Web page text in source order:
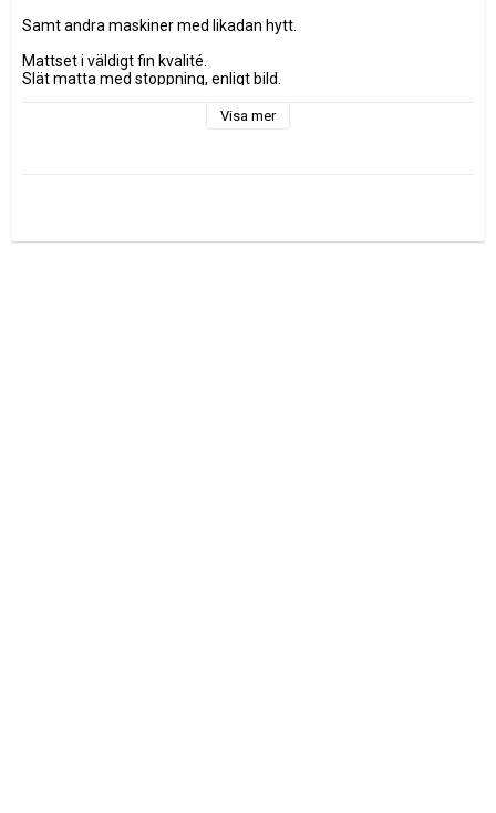
Samt andra maskiner med likadan hytt.
Mattset i väldigt fin kvalité.
Slät matta med stoppning, enligt bild.
Observera att detta inte är ett originaltillbehör från
Visa mer